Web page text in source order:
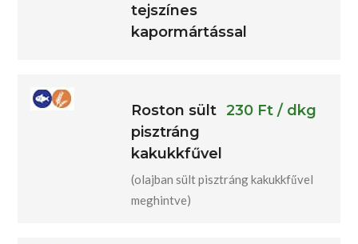
tejszínes
kapormártással
Roston sült
pisztráng
kakukkfűvel
230 Ft / dkg
(olajban sült pisztráng kakukkfűvel
meghintve)